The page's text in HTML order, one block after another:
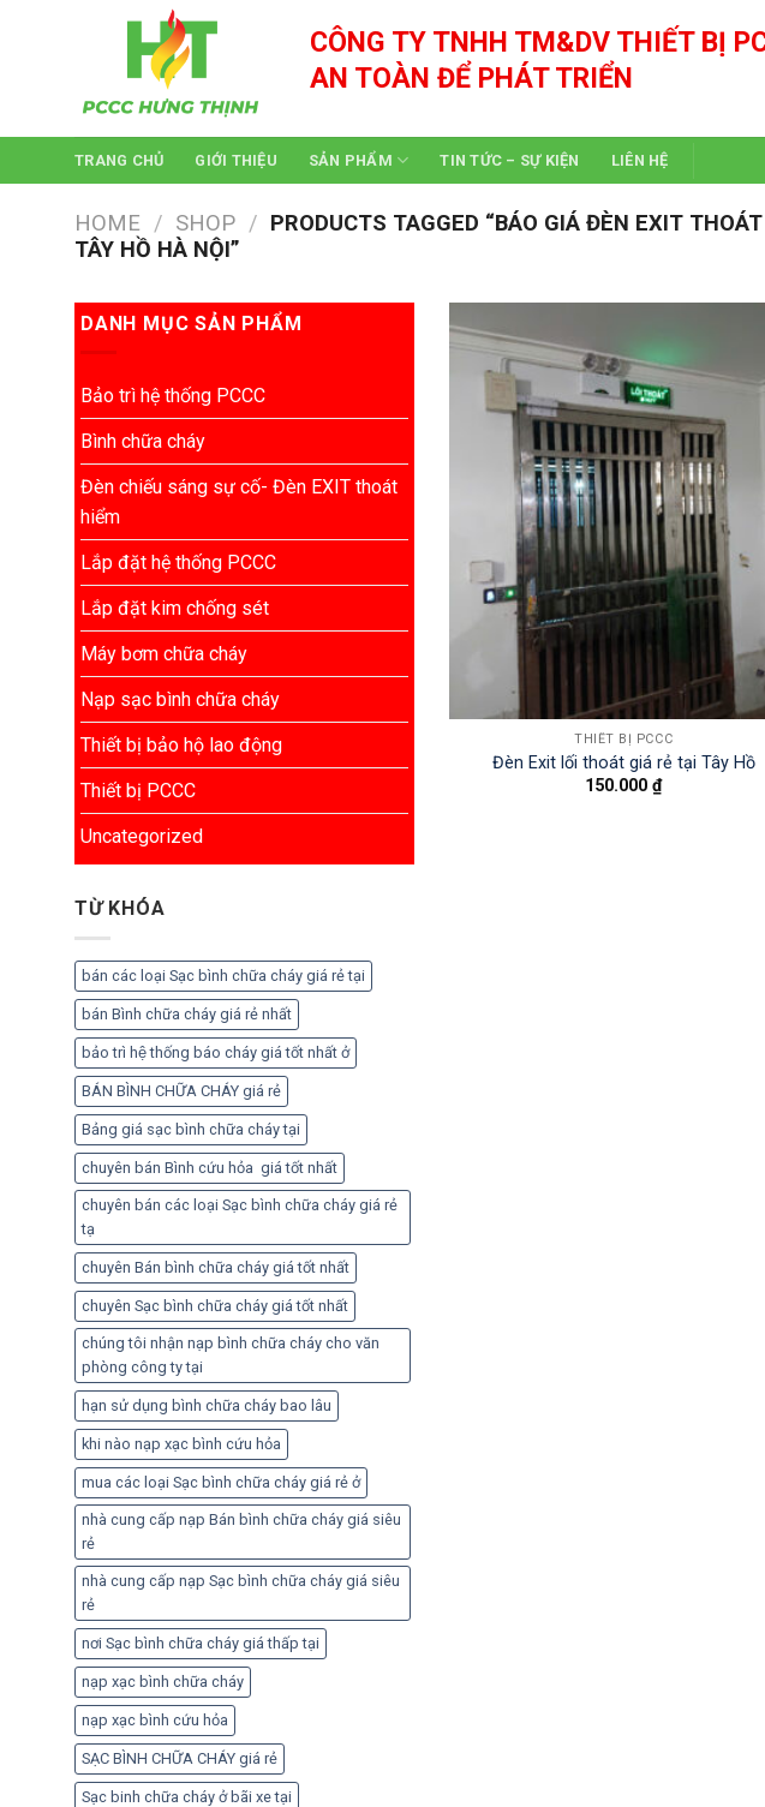
CÔNG TY TNHH TM&DV THIẾT BỊ
AN TOÀN ĐỂ PHÁT TRIỂN
TRANG CHỦ GIỚI THIỆU SẢN PHẨM TIN TỨC – SỰ KIỆN LIÊN HỆ
HOME / SHOP / PRODUCTS TAGGED “BÁO GIÁ ĐÈN EXIT
TÂY HỒ HÀ NỘI”
DANH MỤC SẢN PHẨM
Bảo trì hệ thống PCCC
Bình chữa cháy
Đèn chiếu sáng sự cố- Đèn EXIT thoát
hiểm
Lắp đặt hệ thống PCCC
Lắp đặt kim chống sét
Máy bơm chữa cháy
Nạp sạc bình chữa cháy
Thiết bị bảo hộ lao động
Thiết bị PCCC
Uncategorized
TỪ KHÓA
bán các loại Sạc bình chữa cháy giá rẻ tại
bán Bình chữa cháy giá rẻ nhất
bảo trì hệ thống báo cháy giá tốt nhất ở
BÁN BÌNH CHỮA CHÁY giá rẻ
Bảng giá sạc bình chữa cháy tại
chuyên bán Bình cứu hỏa giá tốt nhất
chuyên bán các loại Sạc bình chữa cháy giá rẻ
tạ
chuyên Bán bình chữa cháy giá tốt nhất
chuyên Sạc bình chữa cháy giá tốt nhất
chúng tôi nhận nạp bình chữa cháy cho văn
phòng công ty tại
hạn sử dụng bình chữa cháy bao lâu
khi nào nạp xạc bình cứu hỏa
mua các loại Sạc bình chữa cháy giá rẻ ở
nhà cung cấp nạp Bán bình chữa cháy giá siêu
rẻ
nhà cung cấp nạp Sạc bình chữa cháy giá siêu
rẻ
nơi Sạc bình chữa cháy giá thấp tại
nạp xạc bình chữa cháy
nạp xạc bình cứu hỏa
SẠC BÌNH CHỮA CHÁY giá rẻ
Sạc binh chữa cháy ở bãi xe tại
THIẾT BỊ PCCC
Đèn Exit lối thoát giá rẻ tại Tây Hồ
150.000₫